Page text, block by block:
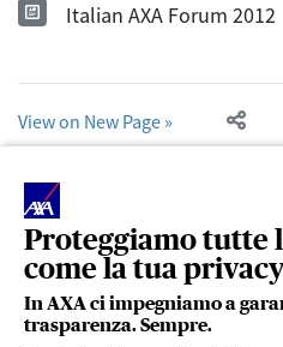
Proteggiamo tutte
come la tua privacy
In AXA ci impegniamo a
trasparenza. Sempre.
Italian AXA Forum 2012
View on New Page »